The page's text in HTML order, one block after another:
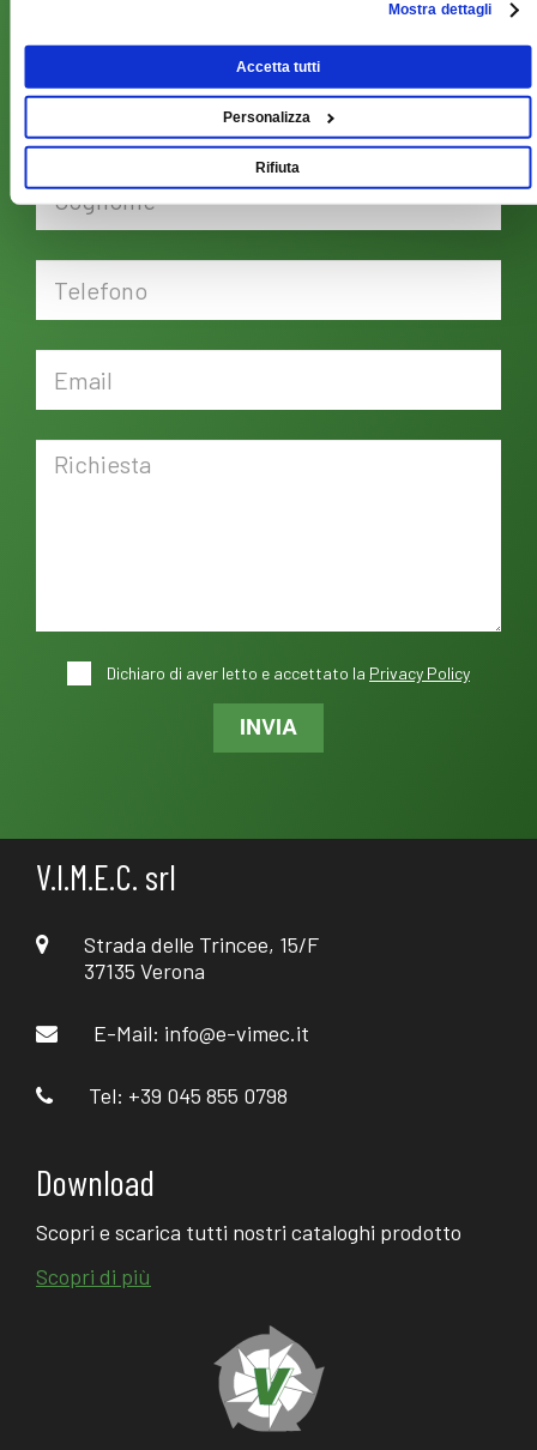
Mostra dettagli
Accetta tutti
Personalizza
Rifiuta
Scrivici subito, compilando il form qui sotto: verrai
ricontattato da un nostro responsabile il prima possibile!
Dichiaro di aver letto e accettato la Privacy Policy
INVIA
V.I.M.E.C. srl
Strada delle Trincee, 15/F
37135 Verona
E-Mail: info@e-vimec.it
Tel: +39 045 855 0798
Download
Scopri e scarica tutti nostri cataloghi prodotto
Scopri di più